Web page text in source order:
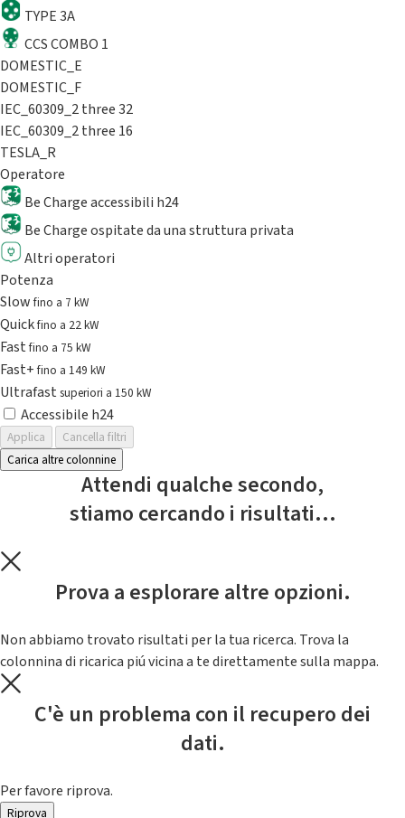
TYPE 3A
CCS COMBO 1
DOMESTIC_E
DOMESTIC_F
IEC_60309_2 three 32
IEC_60309_2 three 16
TESLA_R
Operatore
Be Charge accessibili h24
Be Charge ospitate da una struttura privata
Altri operatori
Potenza
Slowfino a 7 kW
Quickfino a 22 kW
Fastfino a 75 kW
Fast+fino a 149 kW
Ultrafast superiori a 150 kW
Accessibile h24
Applica
Cancella filtri
Carica altre colonnine
Attendi qualche secondo,
stiamo cercando i risultati...
Prova a esplorare altre opzioni.
Non abbiamo trovato risultati per la tua ricerca. Trova la
colonnina di ricarica piú vicina a te direttamente sulla mappa.
C'è un problema con il recupero dei
dati.
Per favore riprova.
Riprova